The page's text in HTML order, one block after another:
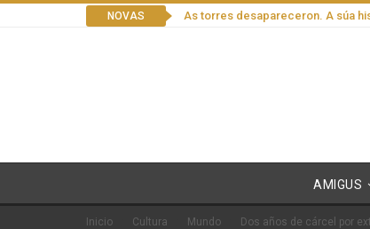
NOVAS As torres desapareceron. A súa
AMIGUS
Inicio Cultura Mundo Dos años de cárcel por